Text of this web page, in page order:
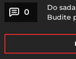
0
Do
Budite